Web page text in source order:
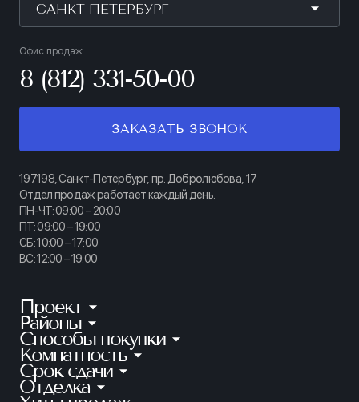
САНКТ-ПЕТЕРБУРГ
Офис продаж
8 (812) 331-50-00
ЗАКАЗАТЬ ЗВОНОК
197198, Санкт-Петербург, пр. Добролюбова, 17
Отдел продаж работает каждый день.
ПН-ЧТ: 09:00 – 20:00
ПТ: 09:00 – 19:00
СБ: 10:00 – 17:00
ВС: 12:00 – 19:00
Проект
КИНОПАРК
ТАЙМ СКВЕР
АУРУМ
ГРАНАТ
Районы
Калининский
Приморский
Петроградский
Способы покупки
Ипотека
Рассрочка
100% оплата
Комнатность
Студии
1-комнатные
Срок сдачи
Готовые квартиры
Отделка